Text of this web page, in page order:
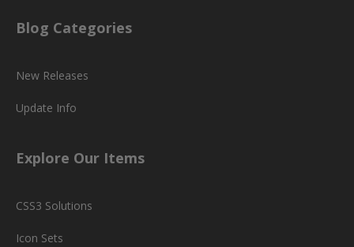
Blog Categories
New Releases
Update Info
Explore Our Items
CSS3 Solutions
Icon Sets